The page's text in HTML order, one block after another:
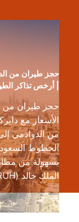
| أرخص تذاكر الطيران
حجز طيران من
الأسعار مع
من الدوادمي إلى
الخطوط السعودية
الملك خالد (RUH) اليوم!